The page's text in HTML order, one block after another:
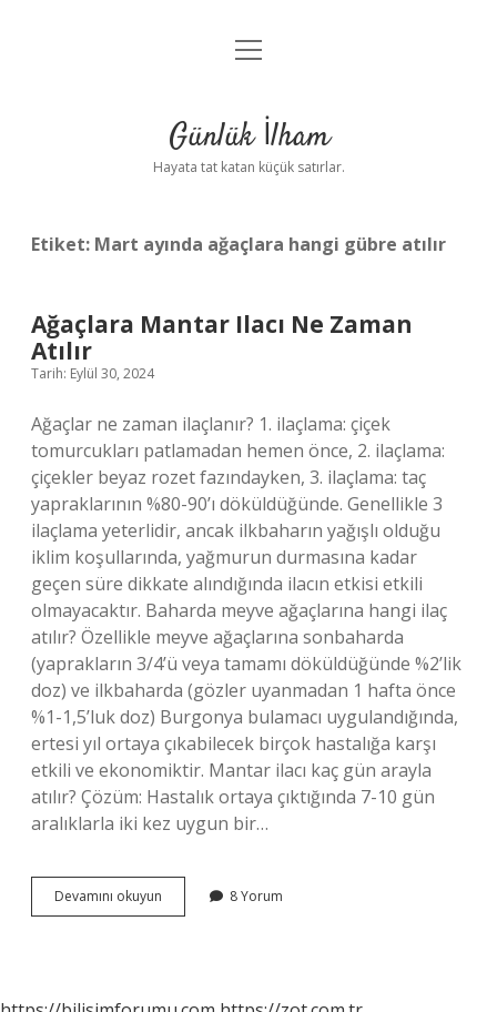
Anasayfa
Yasal Uyarı
menüyü
Günlük İlham
Hayata tat katan küçük satırlar.
Etiket: Mart ayında ağaçlara hangi gübre atılır
Ağaçlara Mantar Ilacı Ne Zaman
Atılır
Tarih: Eylül 30, 2024
Ağaçlar ne zaman ilaçlanır? 1. ilaçlama: çiçek
tomurcukları patlamadan hemen önce, 2. ilaçlama:
çiçekler beyaz rozet fazındayken, 3. ilaçlama: taç
yapraklarının %80-90’ı döküldüğünde. Genellikle 3
ilaçlama yeterlidir, ancak ilkbaharın yağışlı olduğu
iklim koşullarında, yağmurun durmasına kadar
geçen süre dikkate alındığında ilacın etkisi etkili
olmayacaktır. Baharda meyve ağaçlarına hangi ilaç
atılır? Özellikle meyve ağaçlarına sonbaharda
(yaprakların 3/4’ü veya tamamı döküldüğünde %2’lik
doz) ve ilkbaharda (gözler uyanmadan 1 hafta önce
%1-1,5’luk doz) Burgonya bulamacı uygulandığında,
ertesi yıl ortaya çıkabilecek birçok hastalığa karşı
etkili ve ekonomiktir. Mantar ilacı kaç gün arayla
atılır? Çözüm: Hastalık ortaya çıktığında 7-10 gün
aralıklarla iki kez uygun bir…
Devamını okuyun Ağaçlara
Mantar
8 Yorum